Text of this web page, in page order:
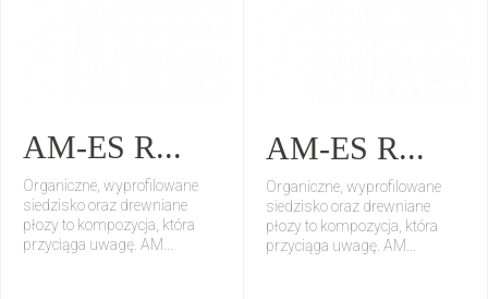
AM-ES R...
Organiczne, wyprofilowane
siedzisko oraz drewniane
płozy to kompozycja, która
przyciąga uwagę. AM...
AM-ES R...
Organiczne, wyprofilowane
siedzisko oraz drewniane
płozy to kompozycja, która
przyciąga uwagę. AM...